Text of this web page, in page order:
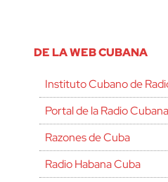
DE LA WEB CUBANA
Instituto Cubano de
Portal de la Radio Cubana
Razones de Cuba
Radio Habana Cuba